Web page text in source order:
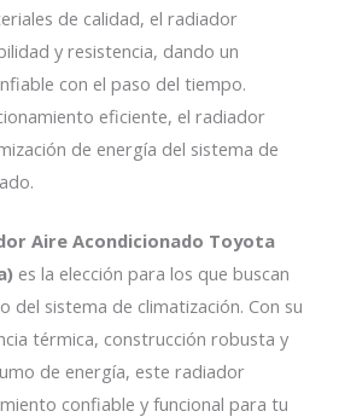
de calidad, el radiador
y resistencia, dando un
con el paso del tiempo.
eficiente, el radiador
de energía del sistema de
Aire Acondicionado Toyota
es la elección para los que buscan
del sistema de climatización. Con su
térmica, construcción robusta y
de energía, este radiador
confiable y funcional para tu